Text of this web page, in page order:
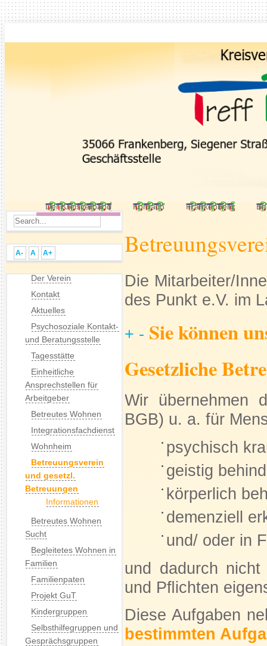
Der Kreisverband Korbach Frankenberg
Die Mitarbeiter/
des Punkt e.V. im
+ - Sie können
Gesetzliche
Wir übernehmen
BGB) u. a. für
psychisch
geistig
körperlich
demenziell
und/ oder in
und dadurch
und Pﬂichten
Diese Aufgaben
bestimmten
A- A A+
Der Verein
Kontakt
Aktuelles
Psychosoziale Kontakt-
und Beratungsstelle
Tagesstätte
Einheitliche
Ansprechstellen für
Arbeitgeber
Betreutes Wohnen
Integrationsfachdienst
Wohnheim
Betreuungsverein
und gesetzl.
Betreuungen
Informationen
Betreutes Wohnen
Sucht
Begleitetes Wohnen in
Familien
Familienpaten
Projekt GuT
Kindergruppen
Selbsthilfegruppen und
Gesprächsgruppen